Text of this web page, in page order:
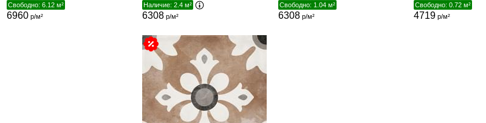
Свободно: 6.12 м²
6960р/м²
Наличие: 2.4 м²
6308 р/м²
Свободно: 1.04 м²
6308р/м²
Свободно: 0.72 м²
4719 р/м²